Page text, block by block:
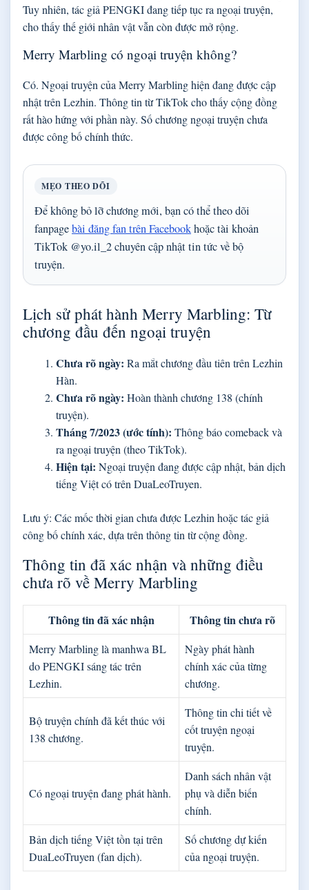
Tuy nhiên, tác giả PENGKI đang tiếp tục ra ngoại truyện,
cho thấy thế giới nhân vật vẫn còn được mở rộng.
Merry Marbling có ngoại truyện không?
Có. Ngoại truyện của Merry Marbling hiện đang được cập
nhật trên Lezhin. Thông tin từ TikTok cho thấy cộng đồng
rất hào hứng với phần này. Số chương ngoại truyện chưa
được công bố chính thức.
MẸO THEO DÕI
Để không bỏ lỡ chương mới, bạn có thể theo dõi
fanpagebài đăng fan trên Facebookhoặc tài khoản
TikTok @yo.il_2 chuyên cập nhật tin tức về bộ
truyện.
Lịch sử phát hành Merry Marbling: Từ
chương đầu đến ngoại truyện
Chưa rõ ngày: Ra mắt chương đầu tiên trên Lezhin
Hàn.
Chưa rõ ngày: Hoàn thành chương 138 (chính
truyện).
Tháng 7/2023 (ước tính): Thông báo comeback và
ra ngoại truyện (theo TikTok).
Hiện tại: Ngoại truyện đang được cập nhật, bản dịch
tiếng Việt có trên DuaLeoTruyen.
Lưu ý: Các mốc thời gian chưa được Lezhin hoặc tác giả
công bố chính xác, dựa trên thông tin từ cộng đồng.
Thông tin đã xác nhận và những điều
chưa rõ về Merry Marbling
Thông tin đã xác nhận Thông tin chưa rõ
Merry Marbling là manhwa BL
do PENGKI sáng tác trên
Lezhin.
Ngày phát hành
chính xác của từng
chương.
Bộ truyện chính đã kết thúc với
138 chương.
Thông tin chi tiết về
cốt truyện ngoại
truyện.
Có ngoại truyện đang phát hành.
Danh sách nhân vật
phụ và diễn biến
chính.
Bản dịch tiếng Việt tồn tại trên
DuaLeoTruyen (fan dịch).
Số chương dự kiến
của ngoại truyện.